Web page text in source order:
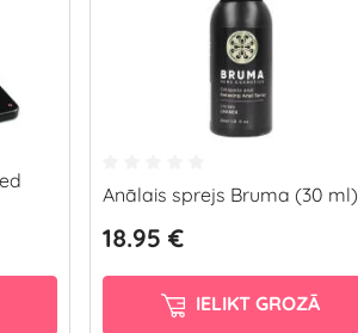
Anālais sprejs Bruma (30 ml)
18.95 €
IELIKT GROZĀ